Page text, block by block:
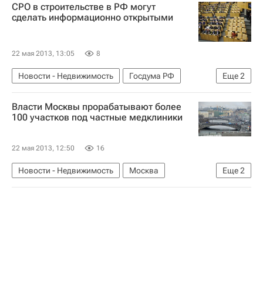
СРО в строительстве в РФ могут
сделать информационно открытыми
22 мая 2013, 13:05 8
Еще2
Новости - Недвижимость
Госдума РФ
Развитие СРО в России
Россия
Власти Москвы прорабатывают более
100 участков под частные медклиники
22 мая 2013, 12:50 16
Еще2
Новости - Недвижимость
Москва
Департамент городского имущества
Россия